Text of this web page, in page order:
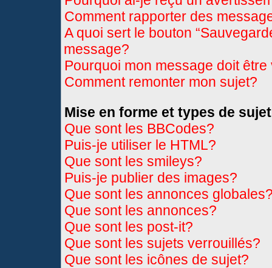
Comment rapporter des
A quoi sert le bouton
message?
Pourquoi mon message doit être
Comment remonter mon sujet?
Mise en forme et types de sujet
Que sont les BBCodes?
Puis-je utiliser le HTML?
Que sont les smileys?
Puis-je publier des images?
Que sont les annonces
Que sont les annonces?
Que sont les post-it?
Que sont les sujets verrouillés?
Que sont les icônes de sujet?